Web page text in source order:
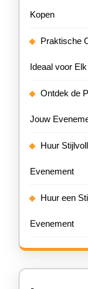
Kopen
Praktische
Ideaal voor
Ontdek de
Jouw
Huur
Evenement
Huur een
Evenement